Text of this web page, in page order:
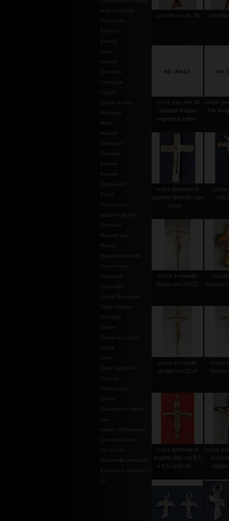
in punto Assisi
Dalmatiche
Ex Voto
gemelli
Leggii
Legno di olivo
Medaglie
Mitrie
Natività
Ostensori
Pastorali
Patene
Pianete
Portaviatici
Piviali
Portachiavi
quadri in legno
Reliquiari
Ricambi vari
Rosari
Rosario per abito
francescano
Scapolari
Segnalibri
Servizi Battesimo
Spille argento
Stampati
Statue
Statue in Legno
Stoffe
Stole
Stole diaconali
Tabernacoli
valige celebrazione
Mattonella ceramica
Essenze e profumi e
crocefisso cm. 40
croce pax mm.16
smaltati levigati
argento a spess.
croce
24k
croce distintivo in
argento lavorato con
cristo...
croce
croce in metallo
dorato cm.24x12
stampa
croce in metallo
dorata cm.20x9
croce
dorata
croce pettorale in
argento 925 cm.8,5
x 6,5 (articolo ...
croce
in